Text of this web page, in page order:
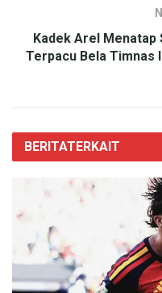
Kadek Arel Menatap
Terpacu Bela Timnas
BERITATERKAIT